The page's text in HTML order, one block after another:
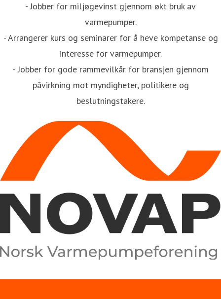
- Jobber for miljøgevinst gjennom økt bruk av
varmepumper.
- Arrangerer kurs og seminarer for å heve kompetanse og
interesse for varmepumper.
- Jobber for gode rammevilkår for bransjen gjennom
påvirkning mot myndigheter, politikere og
beslutningstakere.